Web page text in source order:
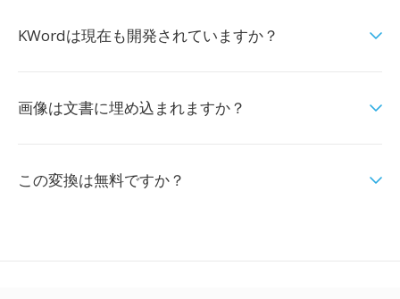
KWordは現在も開発されていますか？
画像は文書に埋め込まれますか？
この変換は無料ですか？